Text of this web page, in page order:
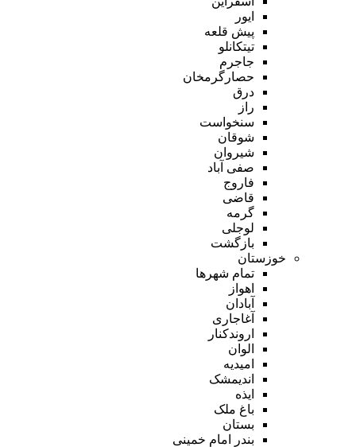
ایور
پیش قلعه
تیتکانلو
جاجرم
حصارگرمخان
درق
راز
سنخواست
شوقان
شیروان
صفی آباد
فاروج
قاضی
گرمه
لوجلی
بازگشت
خوزستان
تمام شهر‌ها
اهواز
آبادان
آغاجاری
اروندکنار
الوان
امیدیه
اندیمشک
ایذه
باغ ملک
بستان
بندر امام خمینی